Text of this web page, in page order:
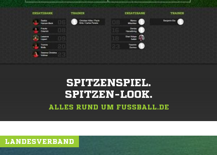
SPITZENSPIEL.
SPITZEN-LOOK.
ALLES RUND UM FUSSBALL.DE
LANDESVERBAND